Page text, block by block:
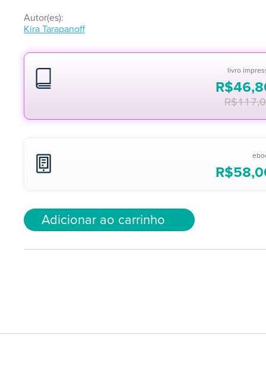
Autor(es):
Kira Tarapanoff
livro
R$
R$
R$
Adicionar ao carrinho